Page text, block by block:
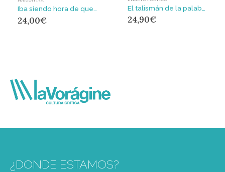
Iba siendo hora de que volvieras a casa
24,00€ 24,90€
¿DONDE ESTAMOS?